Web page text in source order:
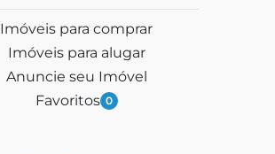
Imóveis para comprar
Imóveis para alugar
Anuncie seu Imóvel
Favoritos 0